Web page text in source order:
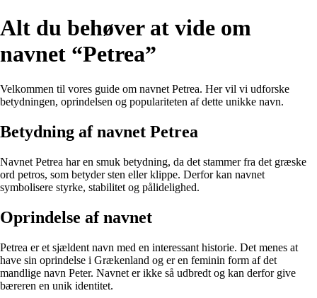
Alt du behøver at vide om
navnet “Petrea”
Velkommen til vores guide om navnet Petrea. Her vil vi udforske
betydningen, oprindelsen og populariteten af dette unikke navn.
Betydning af navnet Petrea
Navnet Petrea har en smuk betydning, da det stammer fra det græske
ord petros, som betyder sten eller klippe. Derfor kan navnet
symbolisere styrke, stabilitet og pålidelighed.
Oprindelse af navnet
Petrea er et sjældent navn med en interessant historie. Det menes at
have sin oprindelse i Grækenland og er en feminin form af det
mandlige navn Peter. Navnet er ikke så udbredt og kan derfor give
bæreren en unik identitet.